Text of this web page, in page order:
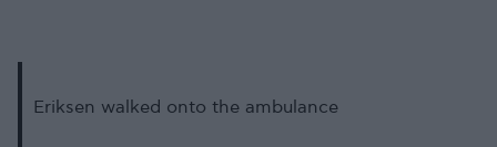
Eriksen walked onto the ambulance